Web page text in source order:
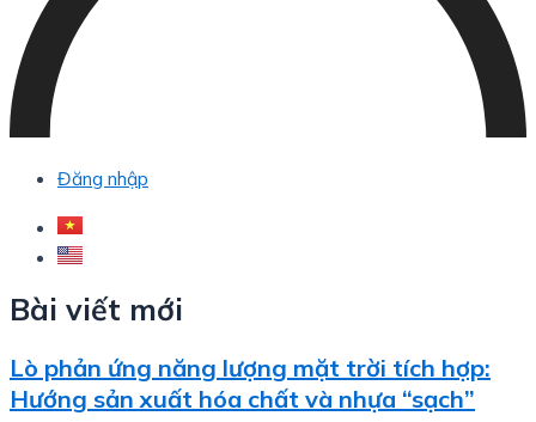
Đăng nhập
Bài viết mới
Lò phản ứng năng lượng mặt trời tích hợp:
Hướng sản xuất hóa chất và nhựa “sạch”